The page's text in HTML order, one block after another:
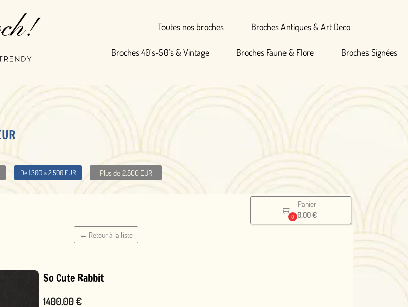
Broches Antiques & Art Deco
Broches 40's-50's & Vintage Broches Faune & Flore Broches Signées
Plus de 2.500 EUR